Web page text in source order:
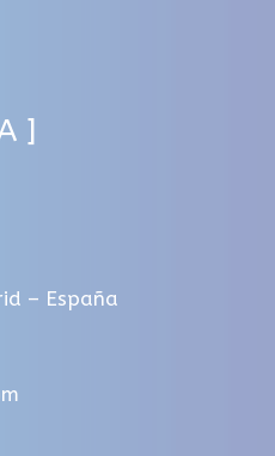
]
– España